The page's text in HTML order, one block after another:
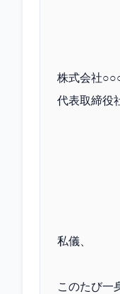
株式会社
代表取締役
私儀、
このたび一